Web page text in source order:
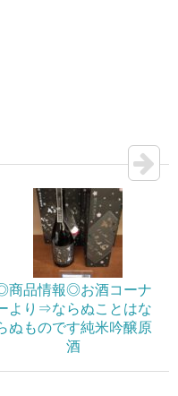
商品情報◎お酒コーナ
より⇒ならぬことはな
ぬものです純米吟醸原
酒